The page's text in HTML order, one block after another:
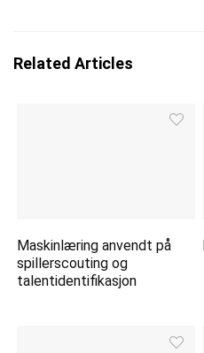
Related Articles
Maskinlæring anvendt på
spillerscouting og
talentidentifikasjon